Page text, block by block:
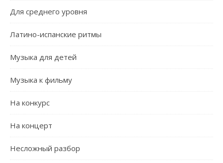
Для среднего уровня
Латино-испанские ритмы
Музыка для детей
Музыка к фильму
На конкурс
На концерт
Несложный разбор